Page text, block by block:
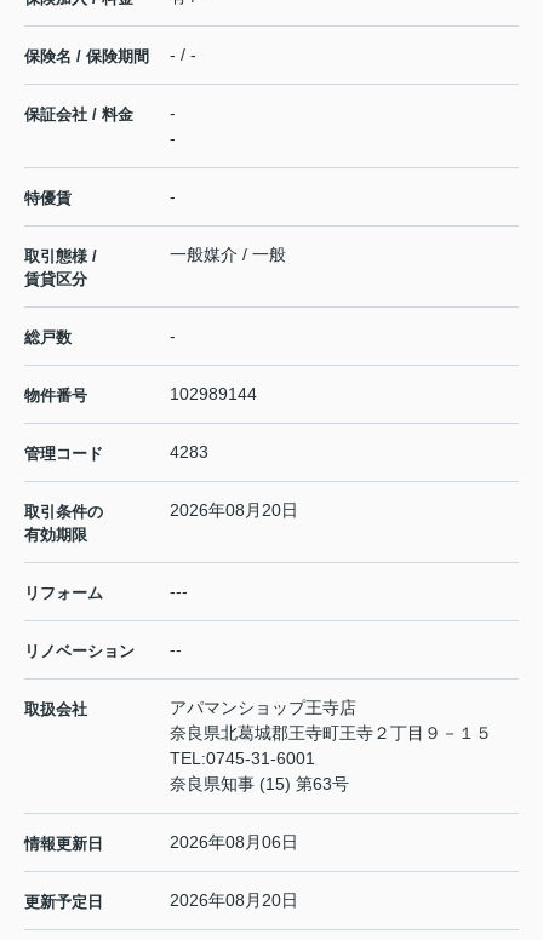
保険名 / 保険期間 - / -
保証会社 / 料金
-
-
特優賃 -
取引態様 /
賃貸区分
一般媒介 / 一般
総戸数 -
物件番号 102989144
管理コード 4283
取引条件の
有効期限
2026年08月20日
リフォーム ---
リノベーション --
取扱会社
アパマンショップ王寺店
奈良県北葛城郡王寺町王寺２丁目９－１５
TEL:0745-31-6001
奈良県知事 (15) 第63号
情報更新日 2026年08月06日
更新予定日 2026年08月20日